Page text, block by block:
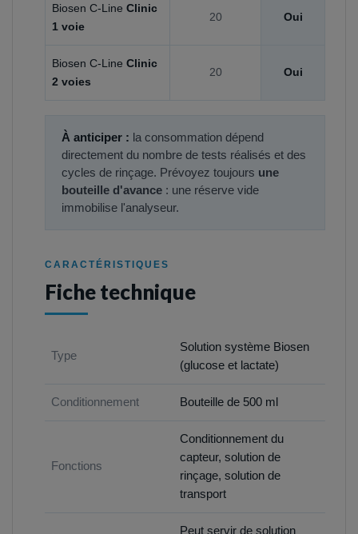
Biosen C-Line Clinic
1 voie
20 Oui
Biosen C-Line Clinic
2 voies
20 Oui
À anticiper : la consommation dépend
directement du nombre de tests réalisés et des
cycles de rinçage. Prévoyez toujours une
bouteille d'avance : une réserve vide
immobilise l'analyseur.
CARACTÉRISTIQUES
Fiche technique
Type
Solution système Biosen
(glucose et lactate)
Conditionnement Bouteille de 500 ml
Fonctions
Conditionnement du
capteur, solution de
rinçage, solution de
transport
Peut servir de solution